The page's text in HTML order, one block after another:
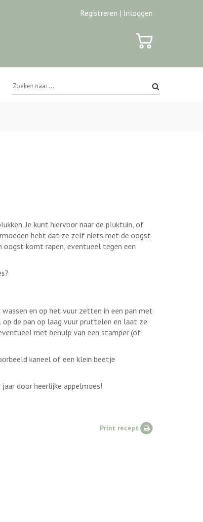
Registreren | Inloggen
Je kunt hiervoor naar de pluktuin, of
hebt dat ze zelf niets met de oogst
oogst komt rapen, eventueel tegen een
en op het vuur zetten in een pan met
de pan op laag vuur pruttelen en laat ze
met behulp van een stamper (of
kaneel of een klein beetje
door heerlijke appelmoes!
Print recept